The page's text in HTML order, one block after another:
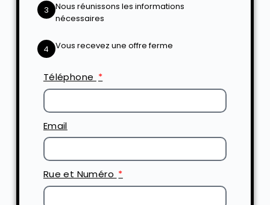
3
Nous réunissons les informations
nécessaires
4 Vous recevez une offre ferme
Téléphone
Email
Rue et Numéro